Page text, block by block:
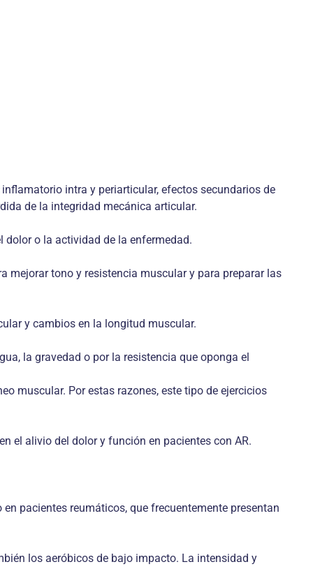
intra y periarticular, efectos secundarios de
de la integridad mecánica articular.
dolor o la actividad de la enfermedad.
mejorar tono y resistencia muscular y para preparar las
y cambios en la longitud muscular.
la gravedad o por la resistencia que oponga el
muscular. Por estas razones, este tipo de ejercicios
el alivio del dolor y función en pacientes con AR.
pacientes reumáticos, que frecuentemente presentan
los aeróbicos de bajo impacto. La intensidad y